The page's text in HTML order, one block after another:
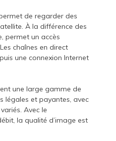
de regarder des
À la différence des
permet un accès
chaînes en direct
une connexion Internet
une large gamme de
légales et payantes, avec
Avec le
la qualité d’image est